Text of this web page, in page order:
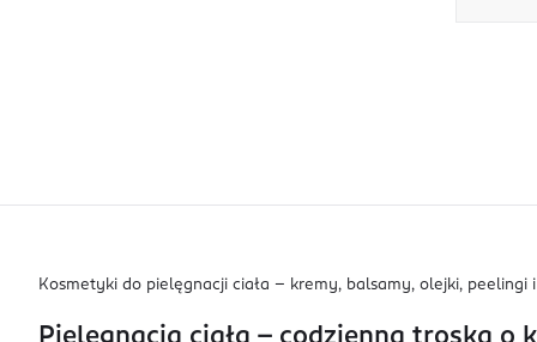
Kosmetyki do pielęgnacji ciała – kremy, balsamy, olejki,